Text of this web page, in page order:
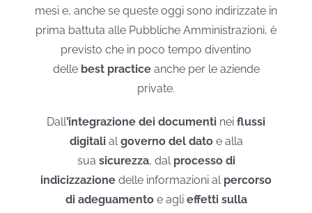
mesi e, anche se queste oggi sono indirizzate in
prima battuta alle Pubbliche Amministrazioni, è
previsto che in poco tempo diventino
delle best practice anche per le aziende
private.
Dall’integrazione dei documenti nei flussi
digitali algoverno del dato e alla
sua sicurezza, dal processo di
indicizzazione delle informazioni al percorso
di adeguamentoe agli effetti sulla